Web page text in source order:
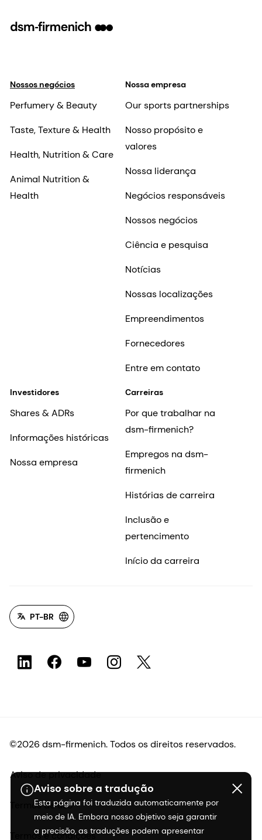
Aviso sobre a tradução
Esta página foi traduzida automaticamente por
meio de IA. Embora nosso objetivo seja garantir
a precisão, as traduções podem apresentar
Nossos negócios
Perfumery & Beauty
Taste, Texture & Health
Health, Nutrition & Care
Animal Nutrition &
Health
Nossa empresa
Our sports partnerships
Nosso propósito e
valores
Nossa liderança
Negócios responsáveis
Nossos negócios
Ciência e pesquisa
Notícias
Nossas localizações
Empreendimentos
Fornecedores
Entre em contato
Investidores
Shares & ADRs
Informações históricas
Nossa empresa
Carreiras
Por que trabalhar na
dsm-firmenich?
Empregos na dsm-
firmenich
Histórias de carreira
Inclusão e
pertencimento
Início da carreira
PT-BR
©2026 dsm-firmenich. Todos os direitos reservados.
Aviso de privacidade
Termos de uso
Termos e condições